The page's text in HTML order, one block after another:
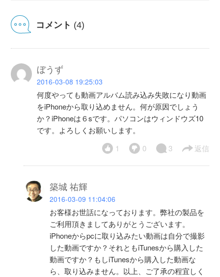
コメント (4)
ぼうず
2016-03-08 19:25:03
何度やっても動画アルバム読み込み失敗になり動画
をiPhoneから取り込めません。何が原因でしょう
か？iPhoneは６sです。パソコンはウィンドウズ10
です。よろしくお願いします。
1
0 3 返信
築城 祐輝
2016-03-09 11:04:06
お客様お世話になっております。弊社の製品を
ご利用頂きましてありがとうございます。
iPhoneからpcに取り込みたい動画は自分で撮影
した動画ですか？それともiTunesから購入した
動画ですか？もしiTunesから購入した動画な
ら、取り込みません。以上、ご了承の程宜しく